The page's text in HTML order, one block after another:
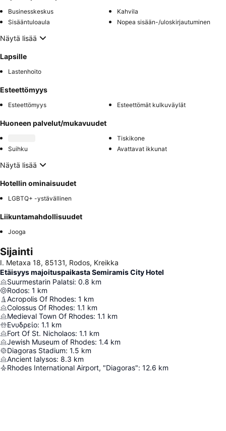
Businesskeskus
Kahvila
Sisääntuloaula
Nopea sisään-/uloskirjautuminen
Näytä lisää
Lapsille
Lastenhoito
Esteettömyys
Esteettömyys Esteettömät kulkuväylät
Huoneen palvelut/mukavuudet
Tiskikone
Suihku
Avattavat ikkunat
Näytä lisää
Hotellin ominaisuudet
LGBTQ+ -ystävällinen
Liikuntamahdollisuudet
Jooga
Sijainti
I. Metaxa 18, 85131, Rodos, Kreikka
Etäisyys majoituspaikasta Semiramis City Hotel
Suurmestarin Palatsi: 0.8 km
Rodos: 1 km
Acropolis Of Rhodes: 1 km
Colossus Of Rhodes: 1.1 km
Medieval Town Of Rhodes: 1.1 km
Ενυδρείο: 1.1 km
Fort Of St. Nicholaos: 1.1 km
Jewish Museum of Rhodes: 1.4 km
Diagoras Stadium: 1.5 km
Ancient Ialysos: 8.3 km
Rhodes International Airport, "Diagoras": 12.6 km